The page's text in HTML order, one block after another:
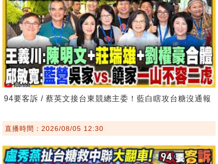
94要客訴 / 蔡英文接台東競總主委！藍白瞎攻台糖沒通報
直播時間：2026/08/05 12:30